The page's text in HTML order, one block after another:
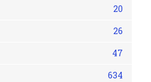
20
26
47
634